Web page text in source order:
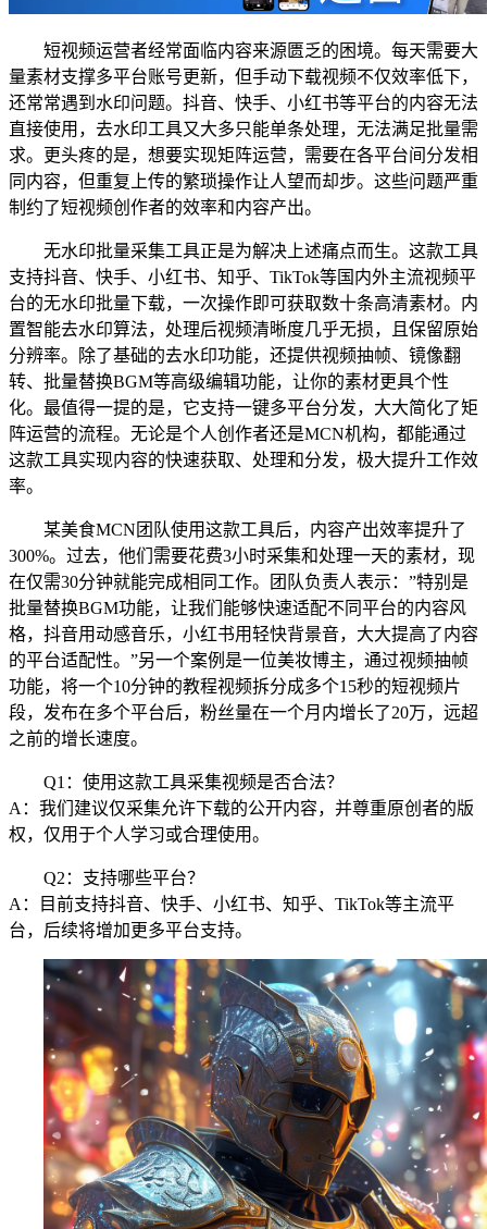
短视频运营者经常面临内容来源匮乏的困境。每天需要大
量素材支撑多平台账号更新，但手动下载视频不仅效率低下，
还常常遇到水印问题。抖音、快手、小红书等平台的内容无法
直接使用，去水印工具又大多只能单条处理，无法满足批量需
求。更头疼的是，想要实现矩阵运营，需要在各平台间分发相
同内容，但重复上传的繁琐操作让人望而却步。这些问题严重
制约了短视频创作者的效率和内容产出。
无水印批量采集工具正是为解决上述痛点而生。这款工具
支持抖音、快手、小红书、知乎、TikTok等国内外主流视频平
台的无水印批量下载，一次操作即可获取数十条高清素材。内
置智能去水印算法，处理后视频清晰度几乎无损，且保留原始
分辨率。除了基础的去水印功能，还提供视频抽帧、镜像翻
转、批量替换BGM等高级编辑功能，让你的素材更具个性
化。最值得一提的是，它支持一键多平台分发，大大简化了矩
阵运营的流程。无论是个人创作者还是MCN机构，都能通过
这款工具实现内容的快速获取、处理和分发，极大提升工作效
率。
某美食MCN团队使用这款工具后，内容产出效率提升了
300%。过去，他们需要花费3小时采集和处理一天的素材，现
在仅需30分钟就能完成相同工作。团队负责人表示：”特别是
批量替换BGM功能，让我们能够快速适配不同平台的内容风
格，抖音用动感音乐，小红书用轻快背景音，大大提高了内容
的平台适配性。”另一个案例是一位美妆博主，通过视频抽帧
功能，将一个10分钟的教程视频拆分成多个15秒的短视频片
段，发布在多个平台后，粉丝量在一个月内增长了20万，远超
之前的增长速度。
Q1：使用这款工具采集视频是否合法？
A：我们建议仅采集允许下载的公开内容，并尊重原创者的版
权，仅用于个人学习或合理使用。
Q2：支持哪些平台？
A：目前支持抖音、快手、小红书、知乎、TikTok等主流平
台，后续将增加更多平台支持。